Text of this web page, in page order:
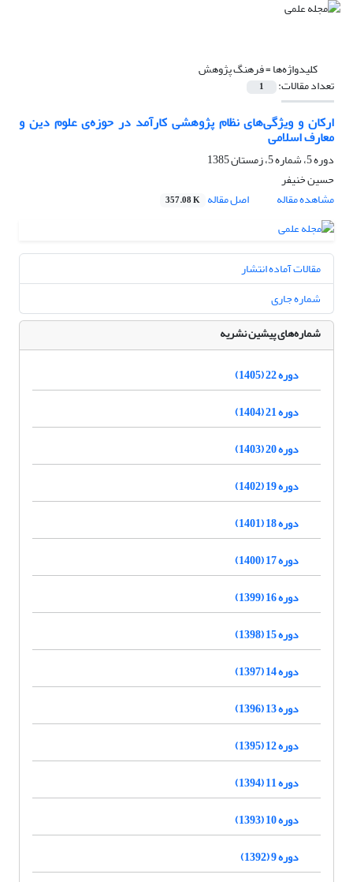
کلیدواژه‌ها =فرهنگ پژوهش
تعداد مقالات: 1
ارکان و ویژگی‌های نظام پژوهشی کارآمد در حوزه‌ی علوم دین و
معارف اسلامی
دوره 5، شماره 5، زمستان 1385
حسین خنیفر
مشاهده مقاله
اصل مقاله 357.08 K
مقالات آماده انتشار
شماره جاری
شماره‌های پیشین نشریه
دوره 22 (1405)
دوره 21 (1404)
دوره 20 (1403)
دوره 19 (1402)
دوره 18 (1401)
دوره 17 (1400)
دوره 16 (1399)
دوره 15 (1398)
دوره 14 (1397)
دوره 13 (1396)
دوره 12 (1395)
دوره 11 (1394)
دوره 10 (1393)
دوره 9 (1392)